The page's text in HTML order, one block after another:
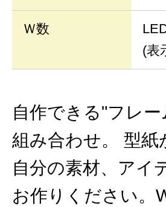
Ｗ数
(表
自作できる"フレ
組み合わせ。 型
自分の素材、アイ
お作りください。